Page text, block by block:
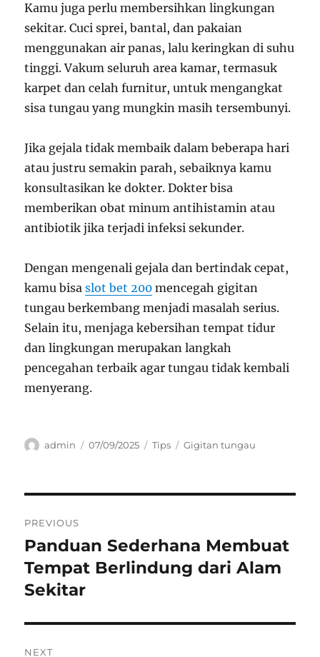
Kamu juga perlu membersihkan lingkungan
sekitar. Cuci sprei, bantal, dan pakaian
menggunakan air panas, lalu keringkan di suhu
tinggi. Vakum seluruh area kamar, termasuk
karpet dan celah furnitur, untuk mengangkat
sisa tungau yang mungkin masih tersembunyi.
Jika gejala tidak membaik dalam beberapa hari
atau justru semakin parah, sebaiknya kamu
konsultasikan ke dokter. Dokter bisa
memberikan obat minum antihistamin atau
antibiotik jika terjadi infeksi sekunder.
Dengan mengenali gejala dan bertindak cepat,
kamu bisaslot bet 200 mencegah gigitan
tungau berkembang menjadi masalah serius.
Selain itu, menjaga kebersihan tempat tidur
dan lingkungan merupakan langkah
pencegahan terbaik agar tungau tidak kembali
menyerang.
Author
admin
Posted
07/09/2025 Categories
Tips Tags
Gigitan tungau
pos
PREVIOUS
Previous
post:
Panduan Sederhana Membuat
Tempat Berlindung dari Alam
Sekitar
NEXT